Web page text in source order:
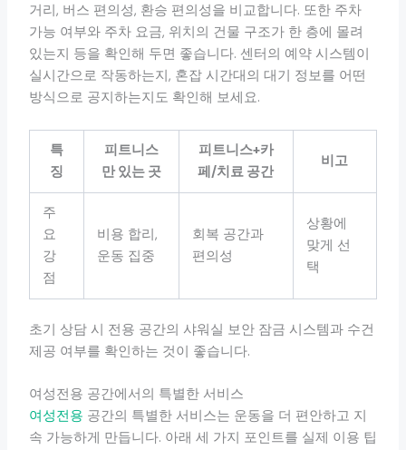
거리, 버스 편의성, 환승 편의성을 비교합니다. 또한 주차
가능 여부와 주차 요금, 위치의 건물 구조가 한 층에 몰려
있는지 등을 확인해 두면 좋습니다. 센터의 예약 시스템이
실시간으로 작동하는지, 혼잡 시간대의 대기 정보를 어떤
방식으로 공지하는지도 확인해 보세요.
특
징
피트니스
만 있는 곳
피트니스+카
페/치료 공간
비고
주
요
강
점
비용 합리,
운동 집중
회복 공간과
편의성
상황에
맞게 선
택
초기 상담 시 전용 공간의 샤워실 보안 잠금 시스템과 수건
제공 여부를 확인하는 것이 좋습니다.
여성전용 공간에서의 특별한 서비스
여성전용 공간의 특별한 서비스는 운동을 더 편안하고 지
속 가능하게 만듭니다. 아래 세 가지 포인트를 실제 이용 팁